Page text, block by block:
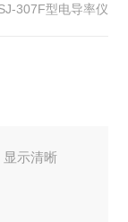
307F型电导率仪
显示清晰